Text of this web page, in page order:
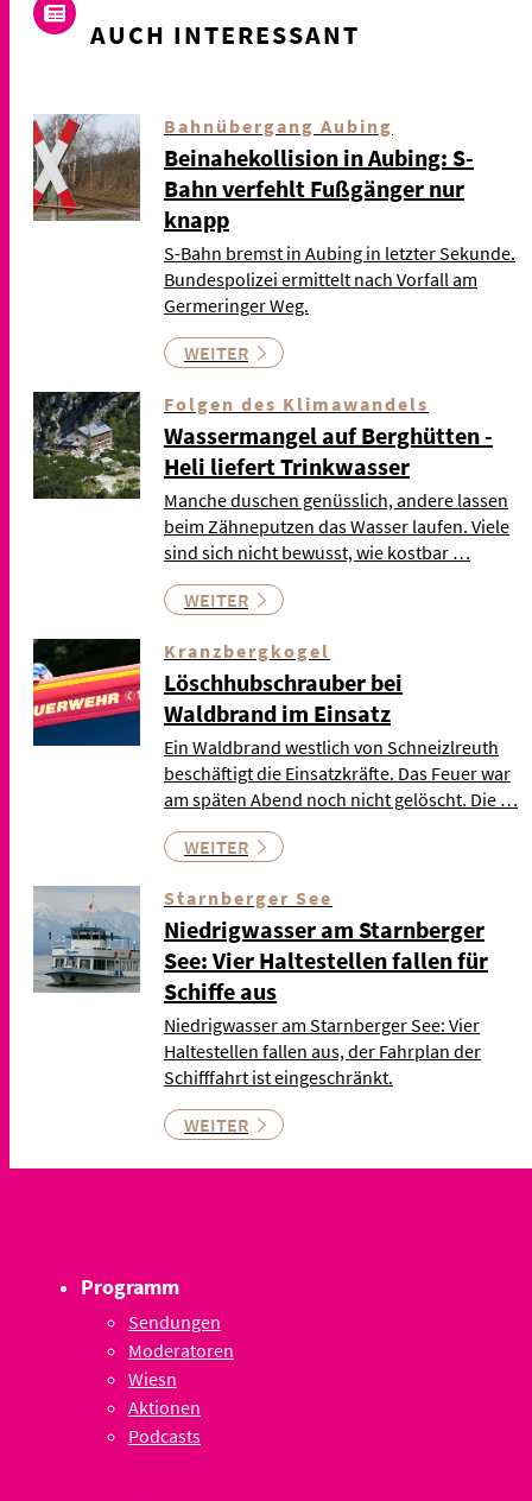
AUCH INTERESSANT
Bahnübergang Aubing
Beinahekollision in Aubing: S-
Bahn verfehlt Fußgänger nur
knapp
S-Bahn bremst in Aubing in letzter Sekunde.
Bundespolizei ermittelt nach Vorfall am
Germeringer Weg.
WEITER
Folgen des Klimawandels
Wassermangel auf Berghütten -
Heli liefert Trinkwasser
Manche duschen genüsslich, andere lassen
beim Zähneputzen das Wasser laufen. Viele
sind sich nicht bewusst, wie kostbar …
WEITER
Kranzbergkogel
Löschhubschrauber bei
Waldbrand im Einsatz
Ein Waldbrand westlich von Schneizlreuth
beschäftigt die Einsatzkräfte. Das Feuer war
am späten Abend noch nicht gelöscht. Die …
WEITER
Starnberger See
Niedrigwasser am Starnberger
See: Vier Haltestellen fallen für
Schiffe aus
Niedrigwasser am Starnberger See: Vier
Haltestellen fallen aus, der Fahrplan der
Schifffahrt ist eingeschränkt.
WEITER
Programm
Sendungen
Moderatoren
Wiesn
Aktionen
Podcasts